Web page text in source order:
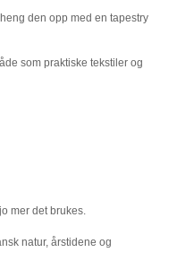
den opp med en tapestry
som praktiske tekstiler og
mer det brukes.
natur, årstidene og